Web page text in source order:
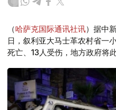
（哈萨克国际通讯社讯）据中
日，叙利亚大马士革农村省一
死亡、13人受伤，地方政府将